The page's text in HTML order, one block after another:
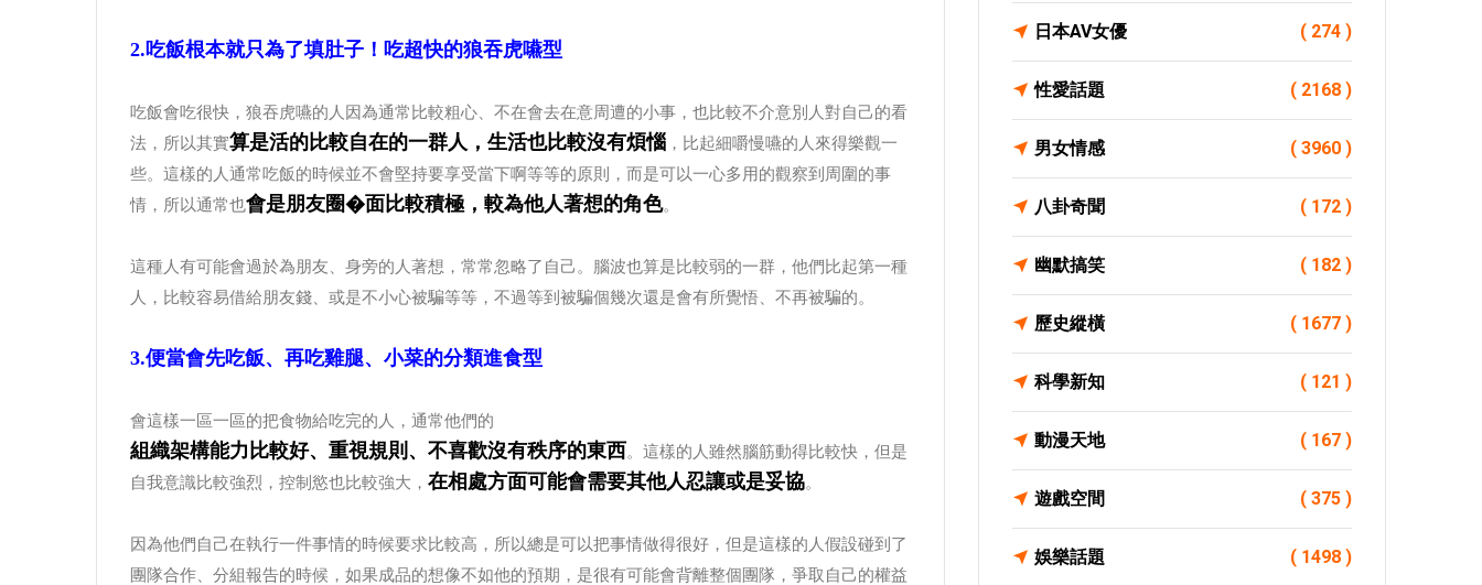
2.吃飯根本就只為了填肚子！吃超快的狼吞虎嚥型
吃飯會吃很快，狼吞虎嚥的人因為通常比較粗心、不在會去在意周遭的小事，也比較不介意別人對自己的看
法，所以其實算是活的比較自在的一群人，生活也比較沒有煩惱 ，比起細嚼慢嚥的人來得樂觀一
些。這樣的人通常吃飯的時候並不會堅持要享受當下啊等等的原則，而是可以一心多用的觀察到周圍的事
情，所以通常也會是朋友圈�面比較積極，較為他人著想的角色。
這種人有可能會過於為朋友、身旁的人著想，常常忽略了自己。腦波也算是比較弱的一群，他們比起第一種
人，比較容易借給朋友錢、或是不小心被騙等等，不過等到被騙個幾次還是會有所覺悟、不再被騙的。
3.便當會先吃飯、再吃雞腿、小菜的分類進食型
會這樣一區一區的把食物給吃完的人，通常他們的
組織架構能力比較好、重視規則、不喜歡沒有秩序的東西。這樣的人雖然腦筋動得比較快，但是
自我意識比較強烈，控制慾也比較強大， 在相處方面可能會需要其他人忍讓或是妥協。
因為他們自己在執行一件事情的時候要求比較高，所以總是可以把事情做得很好，但是這樣的人假設碰到了
團隊合作、分組報告的時候，如果成品的想像不如他的預期，是很有可能會背離整個團隊，爭取自己的權益
日本AV女優 ( 274 )
性愛話題 ( 2168 )
男女情感 ( 3960 )
八卦奇聞 ( 172 )
幽默搞笑 ( 182 )
歷史縱橫 ( 1677 )
科學新知 ( 121 )
動漫天地 ( 167 )
遊戲空間 ( 375 )
娛樂話題 ( 1498 )